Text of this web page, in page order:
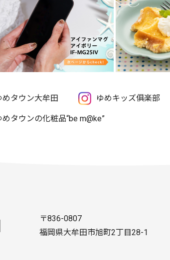
めタウン大牟田 ゆめキッズ俱楽部
めタウンの化粧品“be m@ke”
〒836-0807
福岡県大牟田市旭町2丁目28-1